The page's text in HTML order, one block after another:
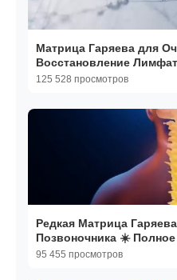
Матрица Гаряева для
Восстановление
Исцеление Звуком
125 528 просмотров
Редкая Матрица
Позвоночника ☀️
Звуком
95 455 просмотров